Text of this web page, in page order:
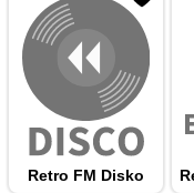
Retro FM Disko